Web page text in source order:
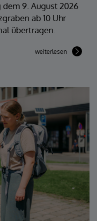
9. August 2026
ab 10 Uhr
übertragen.
weiterlesen